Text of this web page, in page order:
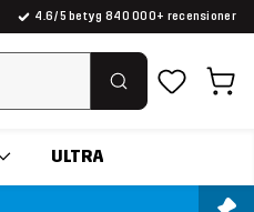
4.6/5 betyg 840 000+ recensioner
ULTRA